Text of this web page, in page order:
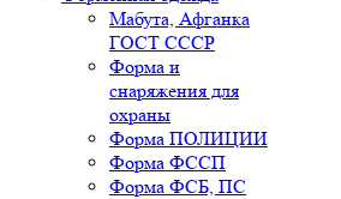
Мабута, Афганка
ГОСТ СССР
Форма и
снаряжения для
охраны
Форма ПОЛИЦИИ
Форма ФССП
Форма ФСБ, ПС